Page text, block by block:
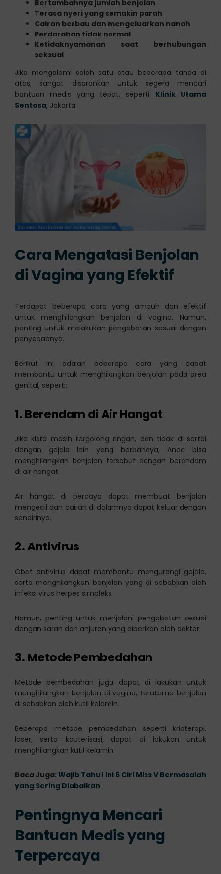
Bertambahnya jumlah benjolan
Terasa nyeri yang semakin parah
Cairan berbau dan mengeluarkan nanah
Perdarahan tidak normal
Ketidaknyamanan saat berhubungan
seksual
Jika mengalami salah satu atau beberapa tanda di
atas, sangat disarankan untuk segera mencari
bantuan medis yang tepat, seperti Klinik Utama
Sentosa, Jakarta.
Cara Mengatasi Benjolan
di Vagina yang Efektif
Terdapat beberapa cara yang ampuh dan efektif
untuk menghilangkan benjolan di vagina. Namun,
penting untuk melakukan pengobatan sesuai dengan
penyebabnya.
Berikut ini adalah beberapa cara yang dapat
membantu untuk menghilangkan benjolan pada area
genital, seperti:
1. Berendam di Air Hangat
Jika kista masih tergolong ringan, dan tidak di sertai
dengan gejala lain yang berbahaya, Anda bisa
menghilangkan benjolan tersebut dengan berendam
di air hangat.
Air hangat di percaya dapat membuat benjolan
mengecil dan cairan di dalamnya dapat keluar dengan
sendirinya.
2. Antivirus
Obat antivirus dapat membantu mengurangi gejala,
serta menghilangkan benjolan yang di sebabkan oleh
infeksi virus herpes simpleks.
Namun, penting untuk menjalani pengobatan sesuai
dengan saran dan anjuran yang diberikan oleh dokter.
3. Metode Pembedahan
Metode pembedahan juga dapat di lakukan untuk
menghilangkan benjolan di vagina, terutama benjolan
di sebabkan oleh kutil kelamin.
Beberapa metode pembedahan seperti krioterapi,
laser, serta kauterisasi, dapat di lakukan untuk
menghilangkan kutil kelamin.
Baca Juga: Wajib Tahu! Ini 6 Ciri Miss V Bermasalah
yang Sering Diabaikan
Pentingnya Mencari
Bantuan Medis yang
Terpercaya